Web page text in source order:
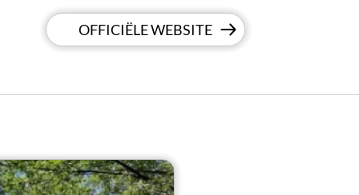
OFFICIËLE WEBSITE